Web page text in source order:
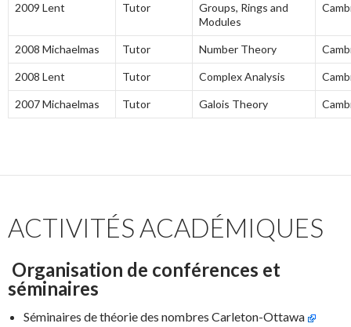
2009 Lent Tutor
Groups, Rings and
Modules
2008 Michaelmas Tutor Number Theory
2008 Lent Tutor Complex Analysis
2007 Michaelmas Tutor Galois Theory
ACTIVITÉS ACADÉMIQUES
Organisation de conférences et
séminaires
Séminaires de théorie des nombres Carleton-Ottawa